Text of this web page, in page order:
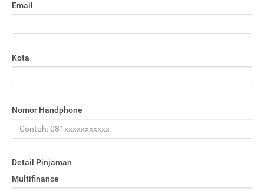
Email
Kota
Nomor Handphone
Detail Pinjaman
Multifinance